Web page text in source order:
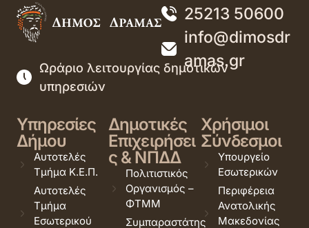
25213 50600
info@dimosdr
amas.gr
Ωράριο λειτουργίας δημοτικών
υπηρεσιών
Υπηρεσίες
Δήμου
Αυτοτελές
Τμήμα Κ.Ε.Π.
Αυτοτελές
Τμήμα
Εσωτερικού
Δημοτικές
Επιχειρήσει
ς & ΝΠΔΔ
Πολιτιστικός
Οργανισμός –
ΦΤΜΜ
Συμπαραστάτης
Χρήσιμοι
Σύνδεσμοι
Υπουργείο
Εσωτερικών
Περιφέρεια
Ανατολικής
Μακεδονίας